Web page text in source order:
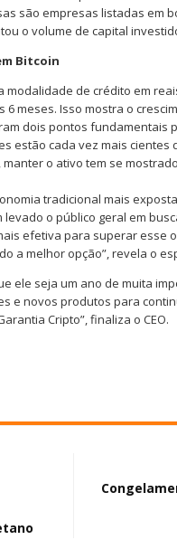
são empresas listadas em
o volume de capital
Bitcoin
modalidade de crédito em
6 meses. Isso mostra o
dois pontos fundamentais
estão cada vez mais cientes
o ativo tem se
tradicional mais
o público geral em
efetiva para superar esse
a melhor opção”, revela o
ele seja um ano de muita
e novos produtos para
Cripto”, finaliza o CEO.